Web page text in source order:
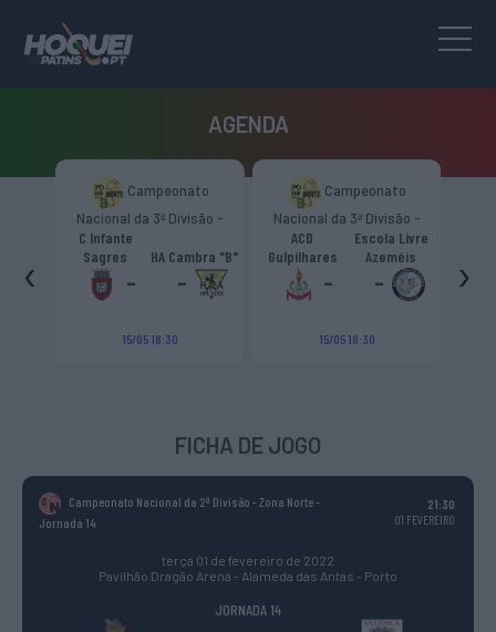
AGENDA
Campeonato
Nacional da 3ª Divisão -
Zona Norte “B”
C Infante
Sagres
-
HA Cambra "B"
-
15/05 18:30
Campeonato
Nacional da 3ª Divisão -
Zona Norte “B”
ACD
Gulpilhares
-
Escola Livre
Azeméis
-
15/05 18:30
‹ ›
FICHA DE JOGO
Campeonato Nacional da 2ª Divisão - Zona Norte-
Jornada 14
21:30
01 FEVEREIRO
terça 01 de fevereiro de 2022
Pavilhão Dragão Arena - Alameda das Antas - Porto
JORNADA 14